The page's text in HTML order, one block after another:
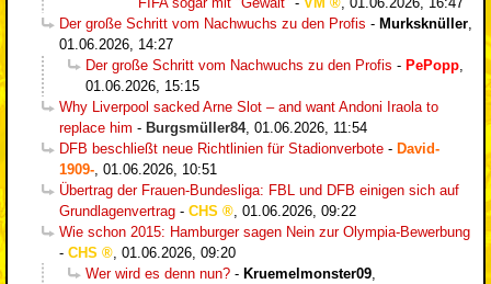
Der große Schritt vom Nachwuchs zu den Profis - Murksknüller
01.06.2026, 14:27
Der große Schritt vom Nachwuchs zu den Profis - PePopp
01.06.2026, 15:15
Why Liverpool sacked Arne Slot – and want Andoni Iraola to
replace him - Burgsmüller84, 01.06.2026, 11:54
DFB beschließt neue Richtlinien für Stadionverbote - David-
1909- 01.06.2026, 10:51
Übertrag der Frauen-Bundesliga: FBL und DFB einigen sich auf
Grundlagenvertrag - CHS
01.06.2026, 09:22
Wie schon 2015: Hamburger sagen Nein zur Olympia-Bewerbung
- CHS
01.06.2026, 09:20
Wer wird es denn nun? - Kruemelmonster09